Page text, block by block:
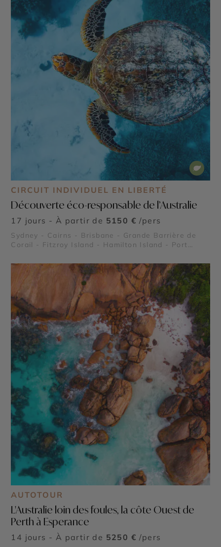
CIRCUIT INDIVIDUEL EN LIBERTÉ
Découverte éco-responsable de l’Australie
17 jours - À partir de 5150 € /pers
Sydney - Cairns - Brisbane - Grande Barrière de
Corail - Fitzroy Island - Hamilton Island - Port
- Whitsundays - Fraser Island
AUTOTOUR
L'Australie loin des foules, la côte Ouest de
Perth à Esperance
14 jours - À partir de 5250 € /pers